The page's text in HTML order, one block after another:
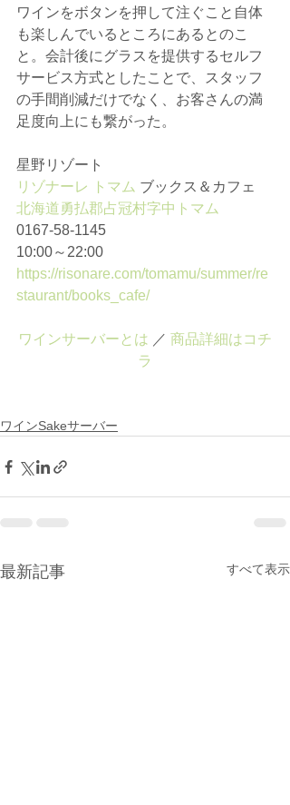
ワインをボタンを押して注ぐこと自体
も楽しんでいるところにあるとのこ
と。会計後にグラスを提供するセルフ
サービス方式としたことで、スタッフ
の手間削減だけでなく、お客さんの満
足度向上にも繋がった。
星野リゾート
リゾナーレ トマム ブックス＆カフェ
北海道勇払郡占冠村字中トマム
0167-58-1145
10:00～22:00
https://risonare.com/tomamu/summer/re
staurant/books_cafe/
ワインサーバーとは ／ 商品詳細はコチ
ラ
ワインSakeサーバー
最新記事 すべて表示